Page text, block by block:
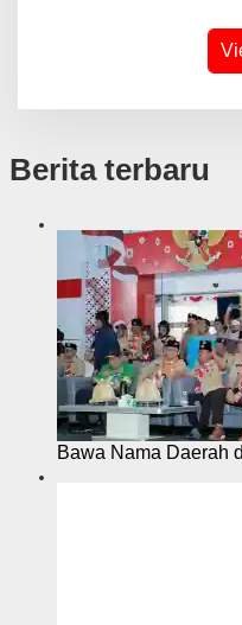
Berita terbaru
Bawa Nama Daerah